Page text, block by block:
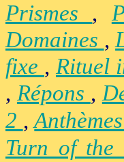
Prismes ,
Domaines ,
fixe , Rituel
, Répons ,
2 ,
Turn of the